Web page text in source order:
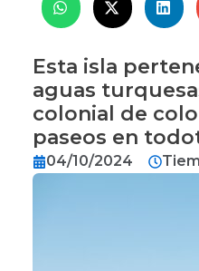
Esta isla
aguas
colonial de
paseos en
04/10/2024